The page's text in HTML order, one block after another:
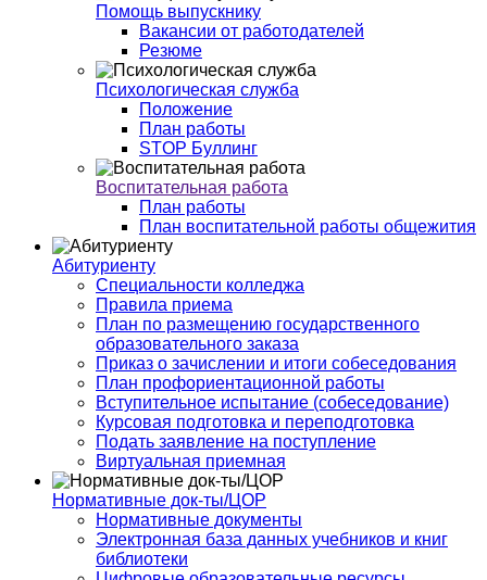
Помощь выпускнику
Вакансии от работодателей
Резюме
Психологическая служба
Положение
План работы
STOP Буллинг
Воспитательная работа
План работы
План воспитательной работы общежития
Абитуриенту
Специальности колледжа
Правила приема
План по размещению государственного
образовательного заказа
Приказ о зачислении и итоги собеседования
План профориентационной работы
Вступительное испытание (собеседование)
Курсовая подготовка и переподготовка
Подать заявление на поступление
Виртуальная приемная
Нормативные док-ты/ЦОР
Нормативные документы
Электронная база данных учебников и книг
библиотеки